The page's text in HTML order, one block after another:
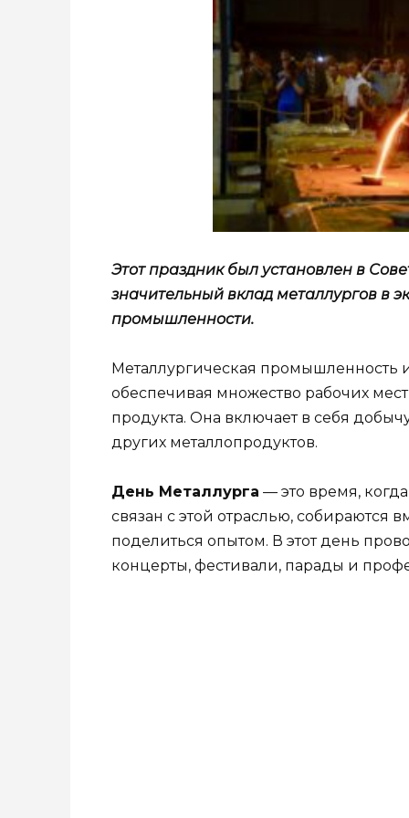
Этот праздник был установлен в
значительный вклад металлургов в
промышленности.
Металлургическая промышленность
обеспечивая множество рабочих
продукта. Она включает в себя
других металлопродуктов.
День Металлурга — это время,
связан с этой отраслью, собираются
поделиться опытом. В этот день
концерты, фестивали, парады и